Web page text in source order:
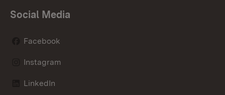
Social Media
Facebook
Instagram
LinkedIn